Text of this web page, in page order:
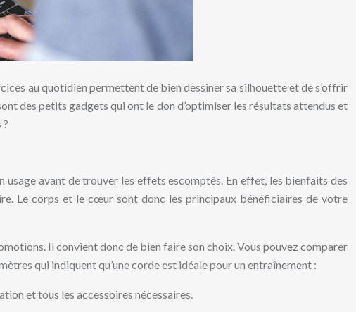
au quotidien permettent de bien dessiner sa silhouette et de s’offrir
des petits gadgets qui ont le don d’optimiser les résultats attendus et
usage avant de trouver les effets escomptés. En effet, les bienfaits des
Le corps et le cœur sont donc les principaux bénéficiaires de votre
Il convient donc de bien faire son choix. Vous pouvez comparer
qui indiquent qu’une corde est idéale pour un entraînement :
et tous les accessoires nécessaires.